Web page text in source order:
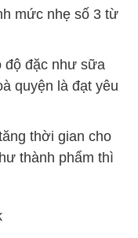
mức nhẹ số 3 từ
độ đặc như sữa
quyện là đạt yêu
thời gian cho
thành phẩm thì